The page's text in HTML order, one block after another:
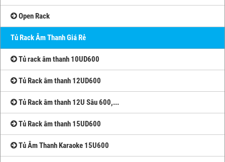
Open Rack
Tủ Rack Âm Thanh Giá Rẻ
Tủ rack âm thanh 10UD600
Tủ Rack âm thanh 12UD600
Tủ Rack âm thanh 12U Sâu 600,...
Tủ Rack âm thanh 15UD600
Tủ Âm Thanh Karaoke 15U600